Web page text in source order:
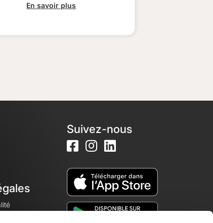
tous les participants.
En savoir plus
Suivez-nous